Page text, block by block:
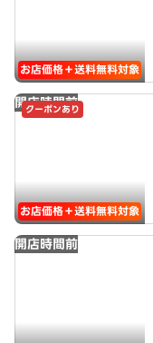
お店価格＋送料無料対象
開店時間前
クーポンあり
お店価格＋送料無料対象
開店時間前